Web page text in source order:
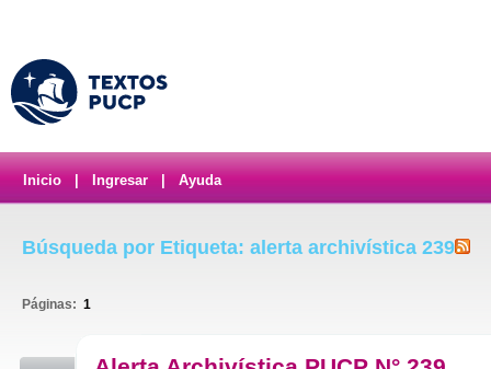
Inicio Ingresar Ayuda
Búsqueda por Etiqueta: alerta archivística 239
Páginas: 1